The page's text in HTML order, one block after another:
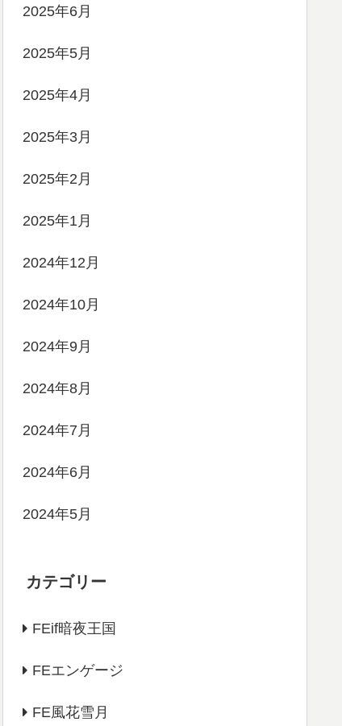
2025年6月
2025年5月
2025年4月
2025年3月
2025年2月
2025年1月
2024年12月
2024年10月
2024年9月
2024年8月
2024年7月
2024年6月
2024年5月
カテゴリー
FEif暗夜王国
FEエンゲージ
FE風花雪月